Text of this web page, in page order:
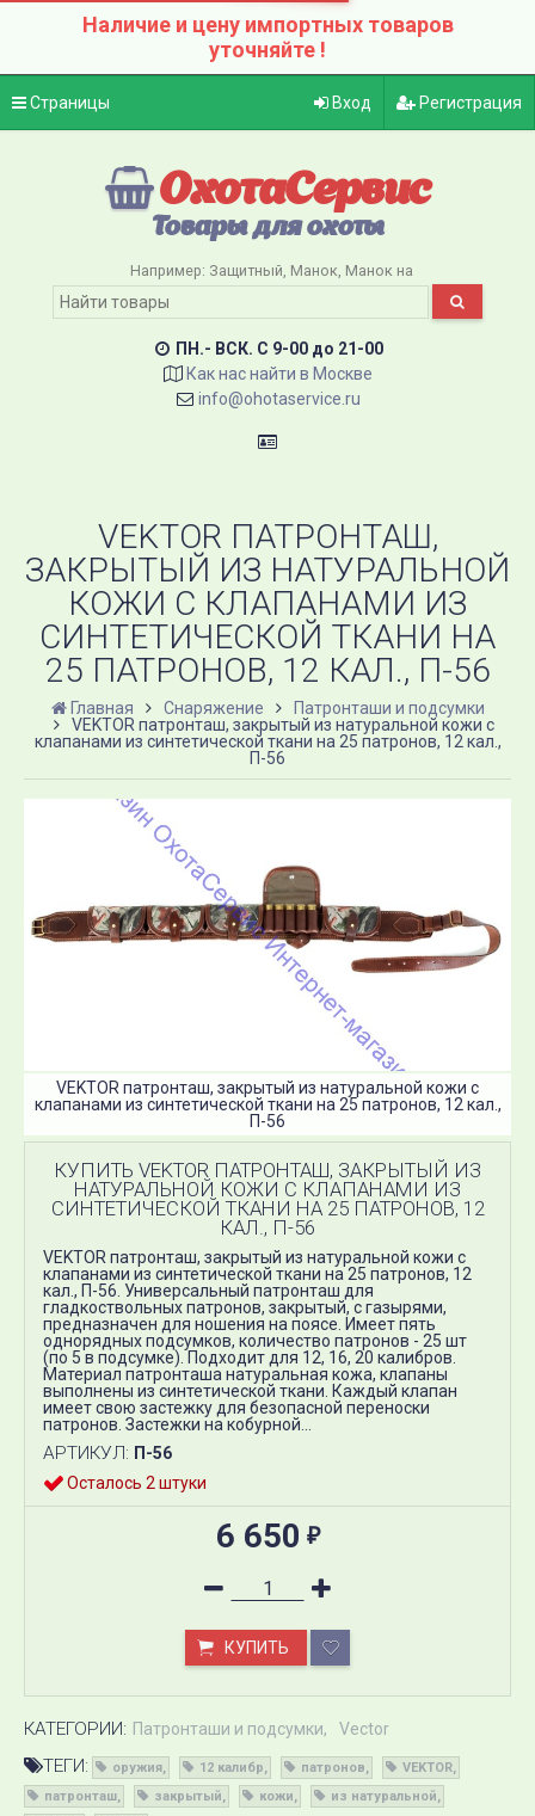
Наличие и цену импортных товаров
уточняйте !
Страницы Вход Регистрация
ОхотаСервис
Товары для охоты
Например: Защитный Манок Манок на
ПН.- ВСК. C 9-00 до 21-00
Как нас найти в Москве
info@ohotaservice.ru
VEKTOR ПАТРОНТАШ,
ЗАКРЫТЫЙ ИЗ НАТУРАЛЬНОЙ
КОЖИ С КЛАПАНАМИ ИЗ
СИНТЕТИЧЕСКОЙ ТКАНИ НА
25 ПАТРОНОВ, 12 КАЛ., П-56
Главная Снаряжение
Патронташи и подсумки
VEKTOR патронташ, закрытый из натуральной кожи с
клапанами из синтетической ткани на 25 патронов, 12 кал.,
П-56
VEKTOR патронташ, закрытый из натуральной кожи с
клапанами из синтетической ткани на 25 патронов, 12 кал.,
П-56
КУПИТЬ VEKTOR ПАТРОНТАШ, ЗАКРЫТЫЙ ИЗ
НАТУРАЛЬНОЙ КОЖИ С КЛАПАНАМИ ИЗ
СИНТЕТИЧЕСКОЙ ТКАНИ НА 25 ПАТРОНОВ, 12
КАЛ., П-56
VEKTOR патронташ, закрытый из натуральной кожи с
клапанами из синтетической ткани на 25 патронов, 12
кал., П-56. Универсальный патронташ для
гладкоствольных патронов, закрытый, с газырями,
предназначен для ношения на поясе. Имеет пять
однорядных подсумков, количество патронов - 25 шт
(по 5 в подсумке). Подходит для 12, 16, 20 калибров.
Материал патронташа натуральная кожа, клапаны
выполнены из синтетической ткани. Каждый клапан
имеет свою застежку для безопасной переноски
патронов. Застежки на кобурной...
АРТИКУЛ: П-56
Осталось 2 штуки
6 650 ₽
КУПИТЬ
КАТЕГОРИИ: Патронташи и подсумки Vector
ТЕГИ: оружия 12 калибр патронов
VEKTOR
патронташ
закрытый кожи
из натуральной